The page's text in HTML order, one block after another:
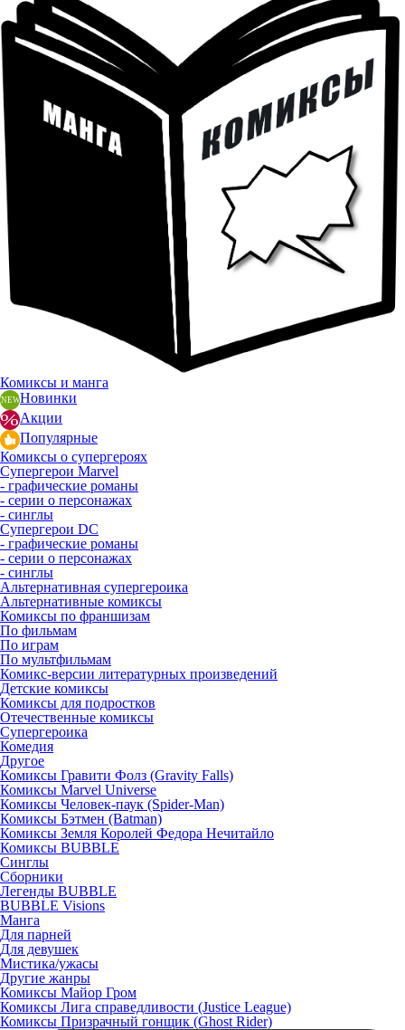
Комиксы и манга
Новинки
Акции
Популярные
Комиксы о супергероях
Супергерои Marvel
- графические романы
- серии о персонажах
- синглы
Супергерои DC
- графические романы
- серии о персонажах
- синглы
Альтернативная супергероика
Альтернативные комиксы
Комиксы по франшизам
По фильмам
По играм
По мультфильмам
Комикс-версии литературных произведений
Детские комиксы
Комиксы для подростков
Отечественные комиксы
Супергероика
Комедия
Другое
Комиксы Гравити Фолз (Gravity Falls)
Комиксы Marvel Universe
Комиксы Человек-паук (Spider-Man)
Комиксы Бэтмен (Batman)
Комиксы Земля Королей Федора Нечитайло
Комиксы BUBBLE
Синглы
Сборники
Легенды BUBBLE
BUBBLE Visions
Манга
Для парней
Для девушек
Мистика/ужасы
Другие жанры
Комиксы Майор Гром
Комиксы Лига справедливости (Justice League)
Комиксы Призрачный гонщик (Ghost Rider)